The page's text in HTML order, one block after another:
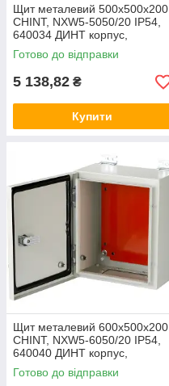
Щит металевий 500x500x200
CHINT, NXW5-5050/20 IP54,
640034 ДИНТ корпус,
металева оболонка, бокс,
шафа
Готово до відправки
5 138,82 ₴
Купити
Щит металевий 600x500x200
CHINT, NXW5-6050/20 IP54,
640040 ДИНТ корпус,
металева оболонка, бокс,
шафа
Готово до відправки